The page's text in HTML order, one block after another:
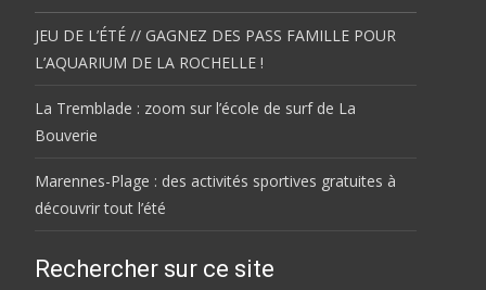
JEU DE L’ÉTÉ // GAGNEZ DES PASS FAMILLE POUR
L’AQUARIUM DE LA ROCHELLE !
La Tremblade : zoom sur l’école de surf de La
Bouverie
Marennes-Plage : des activités sportives gratuites à
découvrir tout l’été
Rechercher sur ce site